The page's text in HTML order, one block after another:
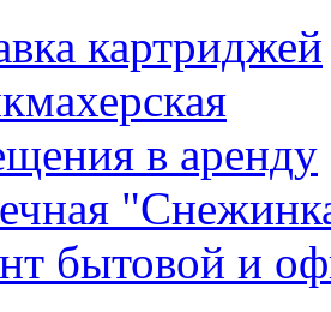
картриджей
в аренду
бытовой и